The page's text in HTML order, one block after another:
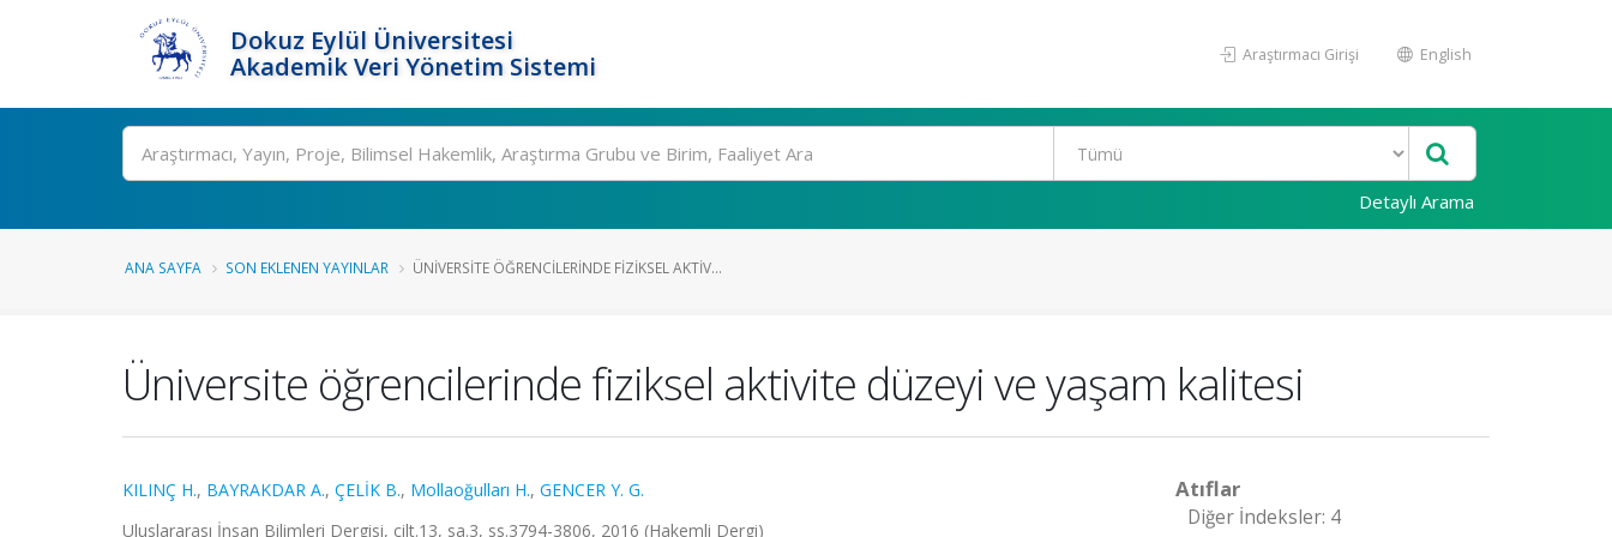
Dokuz Eylül Üniversitesi
Akademik Veri Yönetim Sistemi
Araştırmacı Girişi English
Ara
Detaylı Arama
ANA SAYFA SON EKLENEN YAYINLAR ÜNIVERSITE ÖĞRENCILERINDE FIZIKSEL AKTIV...
Üniversite öğrencilerinde fiziksel aktivite düzeyi ve yaşam kalitesi
KILINÇ H., BAYRAKDAR A., ÇELİK B., Mollaoğulları H., GENCER Y. G.
Uluslararası İnsan Bilimleri Dergisi, cilt.13, sa.3, ss.3794-3806, 2016 (Hakemli Dergi)
Atıflar
Diğer İndeksler: 4